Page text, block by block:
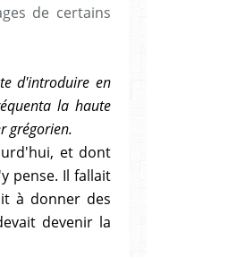
de certains
d'introduire en
la haute
grégorien.
et dont
pense. Il fallait
à donner des
devenir la